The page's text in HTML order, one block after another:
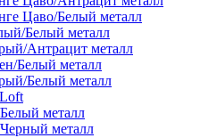
Цаво/Белый металл
Белый металл
Антрацит металл
Белый металл
Белый металл
металл
металл